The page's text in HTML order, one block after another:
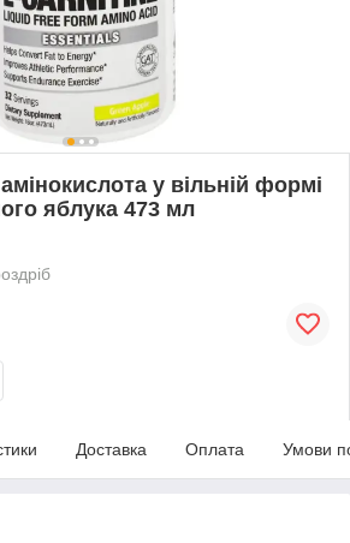
у вільній формі
яблука 473 мл
Доставка Оплата Умови